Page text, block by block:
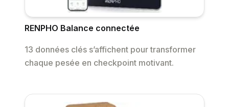
RENPHO Balance connectée
13 données clés s’affichent pour transformer
chaque pesée en checkpoint motivant.